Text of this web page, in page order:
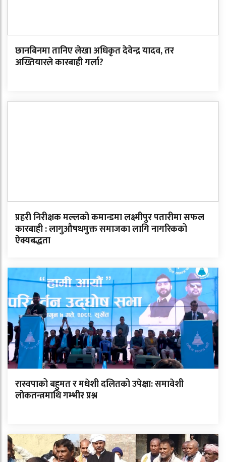
छानबिनमा तानिए लेखा अधिकृत देवेन्द्र यादव, तर
अख्तियारले कारबाही गर्ला?
प्रहरी निरीक्षक मल्लको कमान्डमा लक्ष्मीपुर पतारीमा सफल
कारबाही : लागुऔषधमुक्त समाजका लागि नागरिकको
ऐक्यबद्धता
रास्वपाको बहुमत र मधेशी दलितको उपेक्षा: समावेशी
लोकतन्त्रमाथि गम्भीर प्रश्न